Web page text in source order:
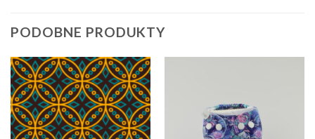
PODOBNE PRODUKTY